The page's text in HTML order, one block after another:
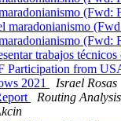
(Fwd:
(Fwd:
trabajos
from
2021
Israel Rosas
Routing